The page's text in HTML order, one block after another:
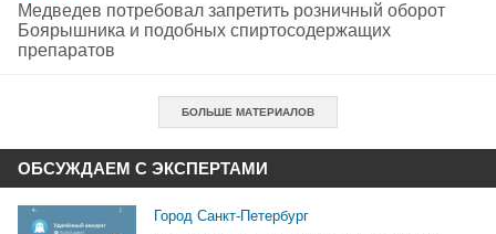
Медведев потребовал запретить розничный оборот
Боярышника и подобных спиртосодержащих
препаратов
БОЛЬШЕ МАТЕРИАЛОВ
ОБСУЖДАЕМ С ЭКСПЕРТАМИ
Город Санкт-Петербург